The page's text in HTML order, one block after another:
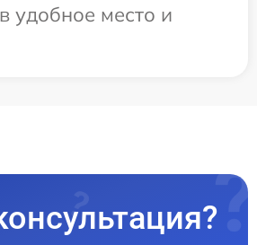
удобное место и